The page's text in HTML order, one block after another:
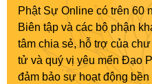
Phật Sự Online có trên 60
Biên tập và các bộ phận
tâm chia sẻ, hỗ trợ của
tử và quý vị yêu mến Đạo
đảm bảo sự hoạt động